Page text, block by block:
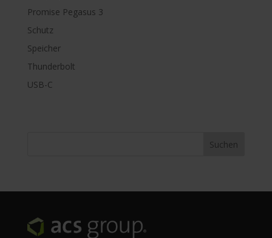
Promise Pegasus 3
Schutz
Speicher
Thunderbolt
USB-C